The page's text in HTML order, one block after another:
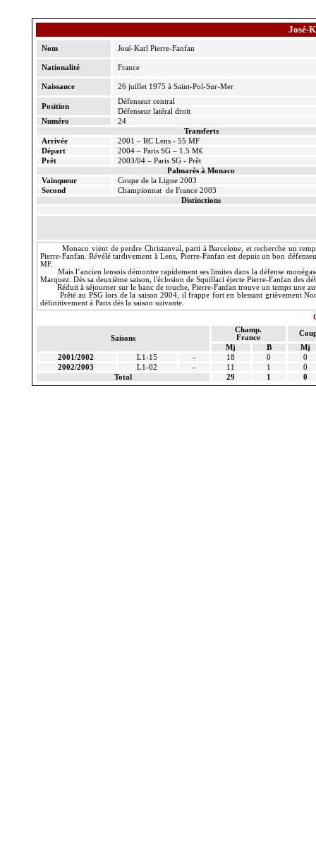
José-
Nom José-Karl Pierre-Fanfan
Nationalité France
Naissance 26 juillet 1975 à Saint-Pol-Sur-Mer
Position
Défenseur central
Défenseur latéral droit
Numéro
24
Transferts
Arrivée
2001 – RC Lens - 55 MF
Départ
2004 – Paris SG – 1.5 M€
Prêt
2003/04 – Paris SG - Prêt
Palmarès à Monaco
Vainqueur
Coupe de la Ligue2003
Second
Championnat de France 2003
Distinctions
Monaco vient de perdre Christanval, parti à Barcelone, et recherche un
Pierre-Fanfan. Révélé tardivement à Lens, Pierre-Fanfan est depuis un bon
MF.
Mais l’ancien lensois démontre rapidement ses limites dans la défense
Marquez. Dès sa deuxième saison, l'éclosion de Squillaci éjecte Pierre-Fanfan des
Réduit à séjourner sur le banc de touche, Pierre-Fanfan trouve un temps une
Prêté au PSG lors de la saison 2004, il frappe fort en blessant grièvement
définitivement à Paris dès la saison suivante.
Saisons
Champ.
France
Mj
B
Mj
2001/2002
L1-15 - 18 0
0
2002/2003
L1-02 - 11 1
0
Total
29 1 0